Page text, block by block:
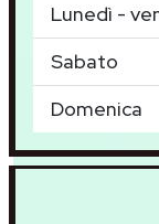
Lunedì -
Sabato
Domenica